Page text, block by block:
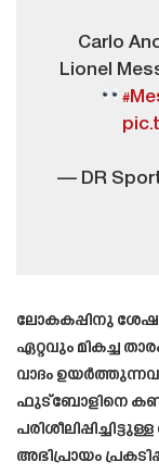
Carlo
Lionel
— DR
ലോകകപ്പിനു
ഏറ്റവും മികച്ച
വാദം
ഫുട്ബോളിനെ
അഭിപ്രായം